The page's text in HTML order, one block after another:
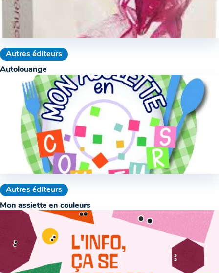
Autres éditeurs
Autolouange
Autres éditeurs
Mon assiette en couleurs